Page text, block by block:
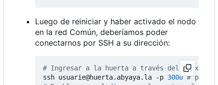
Luego de reiniciar y haber activado el nodo
en la red Común, deberíamos poder
conectarnos por SSH a su dirección:
# Ingresar a la huerta a través del proxy
ssh usuarie@huerta.abyaya.la -p 3000 #